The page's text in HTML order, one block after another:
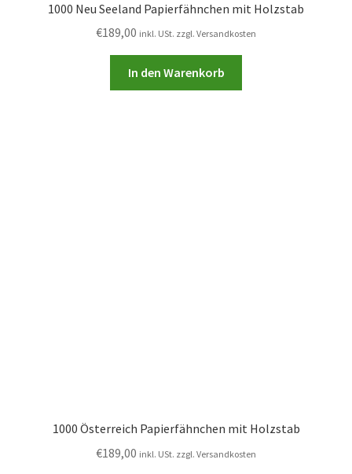
1000 Neu Seeland Papierfähnchen mit Holzstab
€189,00 inkl. USt. zzgl. Versandkosten
In den Warenkorb
1000 Österreich Papierfähnchen mit Holzstab
€189,00 inkl. USt. zzgl. Versandkosten